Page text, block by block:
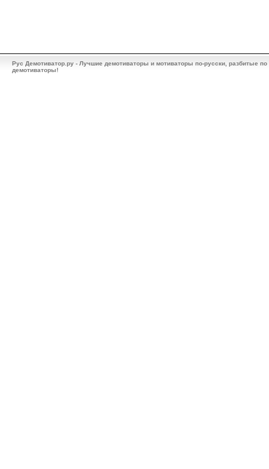
Рус Демотиватор.ру - Лучшие демотиваторы и мотиваторы по-русски, разбитые
демотиваторы!